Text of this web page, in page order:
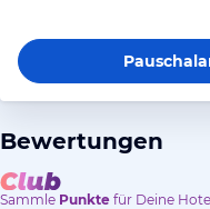
Bewertungen
Sammle Punkte für Deine